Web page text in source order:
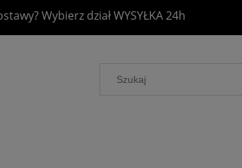
Wybierz działWYSYŁKA 24h